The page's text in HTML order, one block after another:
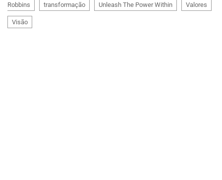
Robbins transformação Unleash The Power Within Valores
Visão